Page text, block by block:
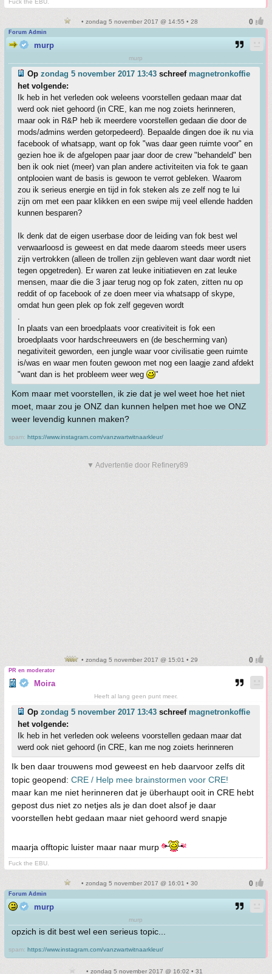
Fuck the EBU.
• zondag 5 november 2017 @ 14:55 • 28
Forum Admin
murp
murp
Op zondag 5 november 2017 13:43 schreef magnetronkoffie
het volgende:
Ik heb in het verleden ook weleens voorstellen gedaan maar dat
werd ook niet gehoord (in CRE, kan me nog zoiets herinneren,
maar ook in R&P heb ik meerdere voorstellen gedaan die door de
mods/admins werden getorpedeerd). Bepaalde dingen doe ik nu via
facebook of whatsapp, want op fok "was daar geen ruimte voor" en
gezien hoe ik de afgelopen paar jaar door de crew "behandeld" ben
ben ik ook niet (meer) van plan andere activiteiten via fok te gaan
ontplooien want de basis is gewoon te verrot gebleken. Waarom
zou ik serieus energie en tijd in fok steken als ze zelf nog te lui
zijn om met een paar klikken en een swipe mij veel ellende hadden
kunnen besparen?
Ik denk dat de eigen userbase door de leiding van fok best wel
verwaarloosd is geweest en dat mede daarom steeds meer users
zijn vertrokken (alleen de trollen zijn gebleven want daar wordt niet
tegen opgetreden). Er waren zat leuke initiatieven en zat leuke
mensen, maar die die 3 jaar terug nog op fok zaten, zitten nu op
reddit of op facebook of ze doen meer via whatsapp of skype,
omdat hun geen plek op fok zelf gegeven wordt
.
In plaats van een broedplaats voor creativiteit is fok een
broedplaats voor hardschreeuwers en (de bescherming van)
negativiteit geworden, een jungle waar voor civilisatie geen ruimte
is/was en waar men fouten gewoon met nog een laagje zand afdekt
"want dan is het probleem weer weg
"
Kom maar met voorstellen, ik zie dat je wel weet hoe het niet
moet, maar zou je ONZ dan kunnen helpen met hoe we ONZ
weer levendig kunnen maken?
spam: https://www.instagram.com/vanzwartwitnaarkleur/
▼ Advertentie door Refinery89
• zondag 5 november 2017 @ 15:01 • 29
PR en moderator
Moira
Heeft al lang geen punt meer.
Op zondag 5 november 2017 13:43 schreef magnetronkoffie
het volgende:
Ik heb in het verleden ook weleens voorstellen gedaan maar dat
werd ook niet gehoord (in CRE, kan me nog zoiets herinneren
Ik ben daar trouwens mod geweest en heb daarvoor zelfs dit
topic geopend: CRE / Help mee brainstormen voor CRE!
maar kan me niet herinneren dat je überhaupt ooit in CRE hebt
gepost dus niet zo netjes als je dan doet alsof je daar
voorstellen hebt gedaan maar niet gehoord werd snapje
maarja offtopic luister maar naar murp
Fuck the EBU.
• zondag 5 november 2017 @ 16:01 • 30
Forum Admin
murp
murp
opzich is dit best wel een serieus topic...
spam: https://www.instagram.com/vanzwartwitnaarkleur/
• zondag 5 november 2017 @ 16:02 • 31